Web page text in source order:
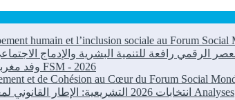
humain et l’inclusion sociale au Forum
FSM - 2026
et de Cohésion au Cœur du Forum Social
Analyses